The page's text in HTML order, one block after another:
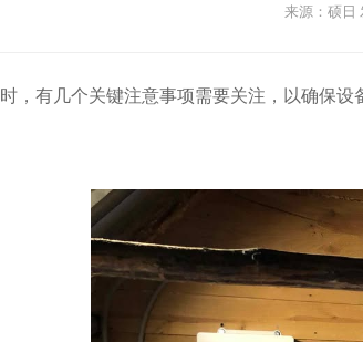
来源：硕日
时，有几个关键注意事项需要关注，以确保设